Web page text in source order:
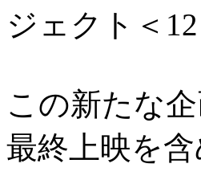
ジェクト＜
この新たな
最終上映を